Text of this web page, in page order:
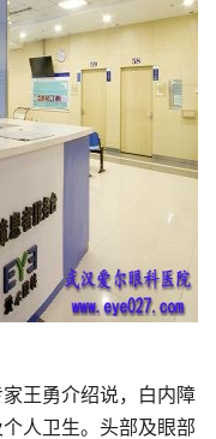
王勇介绍说，白内障
人卫生。头部及眼部